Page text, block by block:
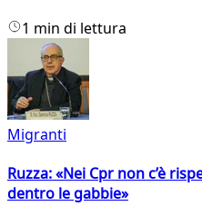
1 min di lettura
Migranti
Ruzza: «Nei Cpr non c’è
dentro le gabbie»